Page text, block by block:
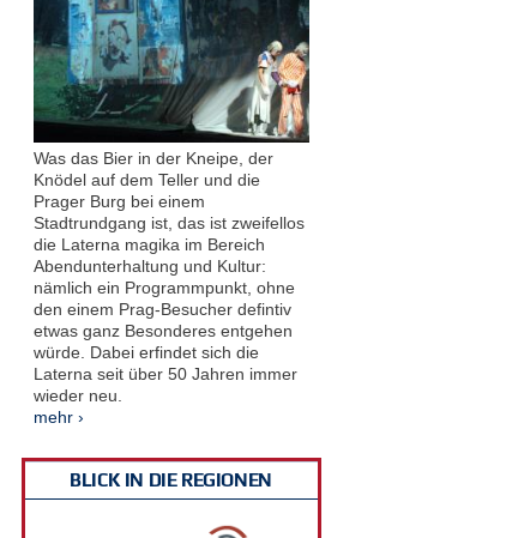
Was das Bier in der Kneipe, der
Knödel auf dem Teller und die
Prager Burg bei einem
Stadtrundgang ist, das ist zweifellos
die Laterna magika im Bereich
Abendunterhaltung und Kultur:
nämlich ein Programmpunkt, ohne
den einem Prag-Besucher defintiv
etwas ganz Besonderes entgehen
würde. Dabei erfindet sich die
Laterna seit über 50 Jahren immer
wieder neu.
mehr ›
BLICK IN DIE REGIONEN